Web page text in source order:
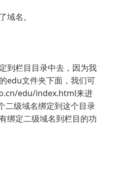
域名。
到栏目目录中去，因为我
edu文件夹下面，我们可
edu/index.html来进
二级域名绑定到这个目录
绑定二级域名到栏目的功